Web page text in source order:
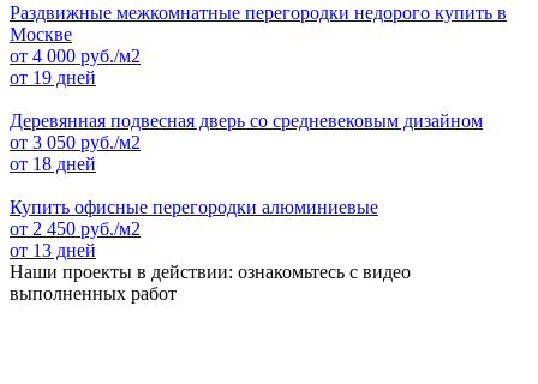
Раздвижные межкомнатные перегородки недорого купить в
Москве
от 4 000 руб./м2
от 19 дней
Деревянная подвесная дверь со средневековым дизайном
от 3 050 руб./м2
от 18 дней
Купить офисные перегородки алюминиевые
от 2 450 руб./м2
от 13 дней
Наши проекты в действии: ознакомьтесь с видео
выполненных работ